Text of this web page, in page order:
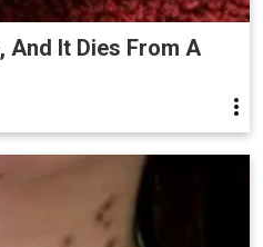
And It Dies From A